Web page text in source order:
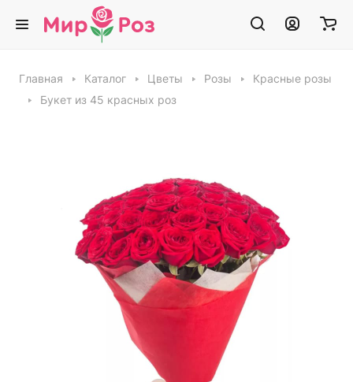
Главная Каталог Цветы Розы
Красные розы
Букет из 45 красных роз